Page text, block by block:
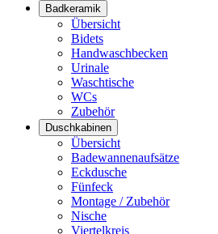
Badkeramik
Übersicht
Bidets
Handwaschbecken
Urinale
Waschtische
WCs
Zubehör
Duschkabinen
Übersicht
Badewannenaufsätze
Eckdusche
Fünfeck
Montage / Zubehör
Nische
Viertelkreis